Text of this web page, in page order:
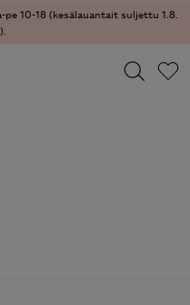
10-18 (kesälauantait suljettu 1.8.